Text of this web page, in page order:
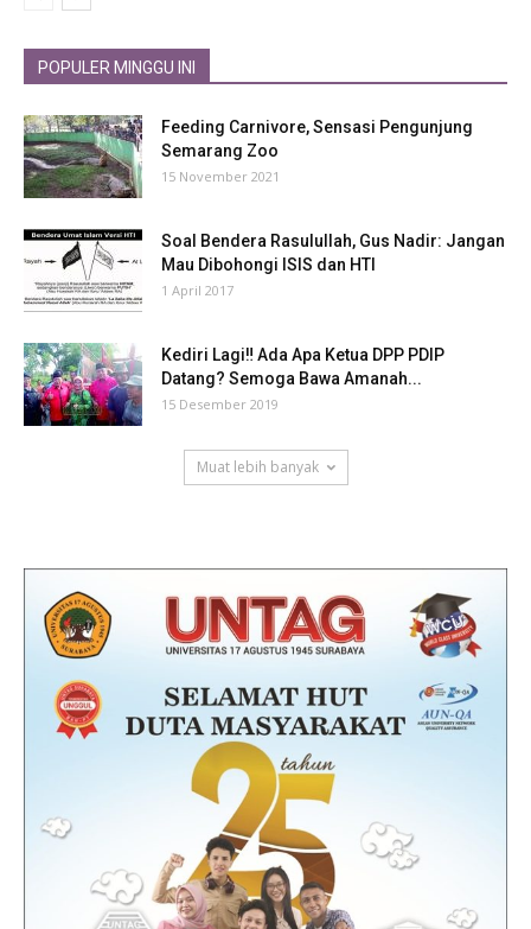
POPULER MINGGU INI
Feeding Carnivore, Sensasi Pengunjung
Semarang Zoo
15 November 2021
Soal Bendera Rasulullah, Gus Nadir: Jangan
Mau Dibohongi ISIS dan HTI
1 April 2017
Kediri Lagi‼ Ada Apa Ketua DPP PDIP
Datang? Semoga Bawa Amanah...
15 Desember 2019
Muat lebih banyak